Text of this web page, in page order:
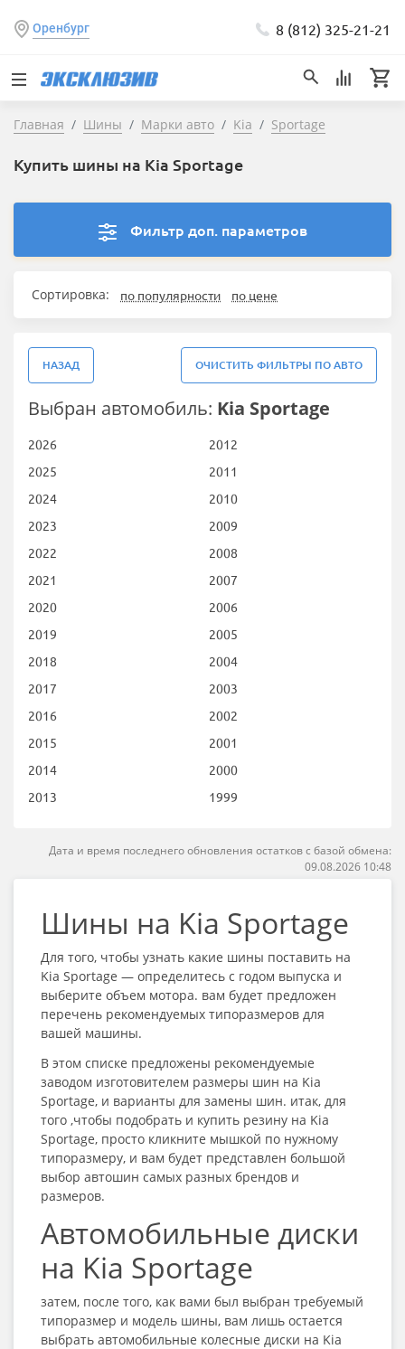
Оренбург 8 (812) 325-21-21
Главная Шины Марки авто Kia Sportage
Купить шины на Kia Sportage
Фильтр доп. параметров
Сортировка: по популярности по цене
НАЗАД ОЧИСТИТЬ ФИЛЬТРЫ ПО АВТО
Выбран автомобиль: Kia Sportage
2026
2025
2024
2023
2022
2021
2020
2019
2018
2017
2016
2015
2014
2013
2012
2011
2010
2009
2008
2007
2006
2005
2004
2003
2002
2001
2000
1999
Дата и время последнего обновления остатков с базой обмена:
09.08.2026 10:48
Шины на Kia Sportage
Для того, чтобы узнать какие шины поставить на
Kia Sportage — определитесь с годом выпуска и
выберите объем мотора. вам будет предложен
перечень рекомендуемых типоразмеров для
вашей машины.
В этом списке предложены рекомендуемые
заводом изготовителем размеры шин на Kia
Sportage, и варианты для замены шин. итак, для
того ,чтобы подобрать и купить резину на Kia
Sportage, просто кликните мышкой по нужному
типоразмеру, и вам будет представлен большой
выбор автошин самых разных брендов и
размеров.
Автомобильные диски
на Kia Sportage
затем, после того, как вами был выбран требуемый
типоразмер и модель шины, вам лишь остается
выбрать автомобильные колесные диски на Kia